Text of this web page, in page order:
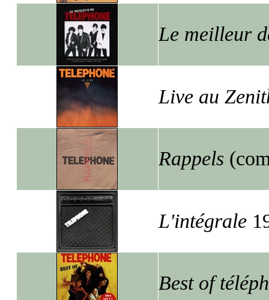
Le meilleur
Live au
Rappels
L'intégrale
Best of